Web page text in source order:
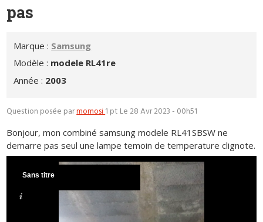
pas
Marque : Samsung
Modèle : modele RL41re
Année : 2003
Question posée parmomosi1 pt Le 28 Avr 2023 - 00h51
Bonjour, mon combiné samsung modele RL41SBSW ne
demarre pas seul une lampe temoin de temperature clignote.
Sans titre